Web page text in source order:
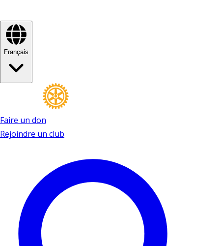
Français
Faire un don
Rejoindre un club